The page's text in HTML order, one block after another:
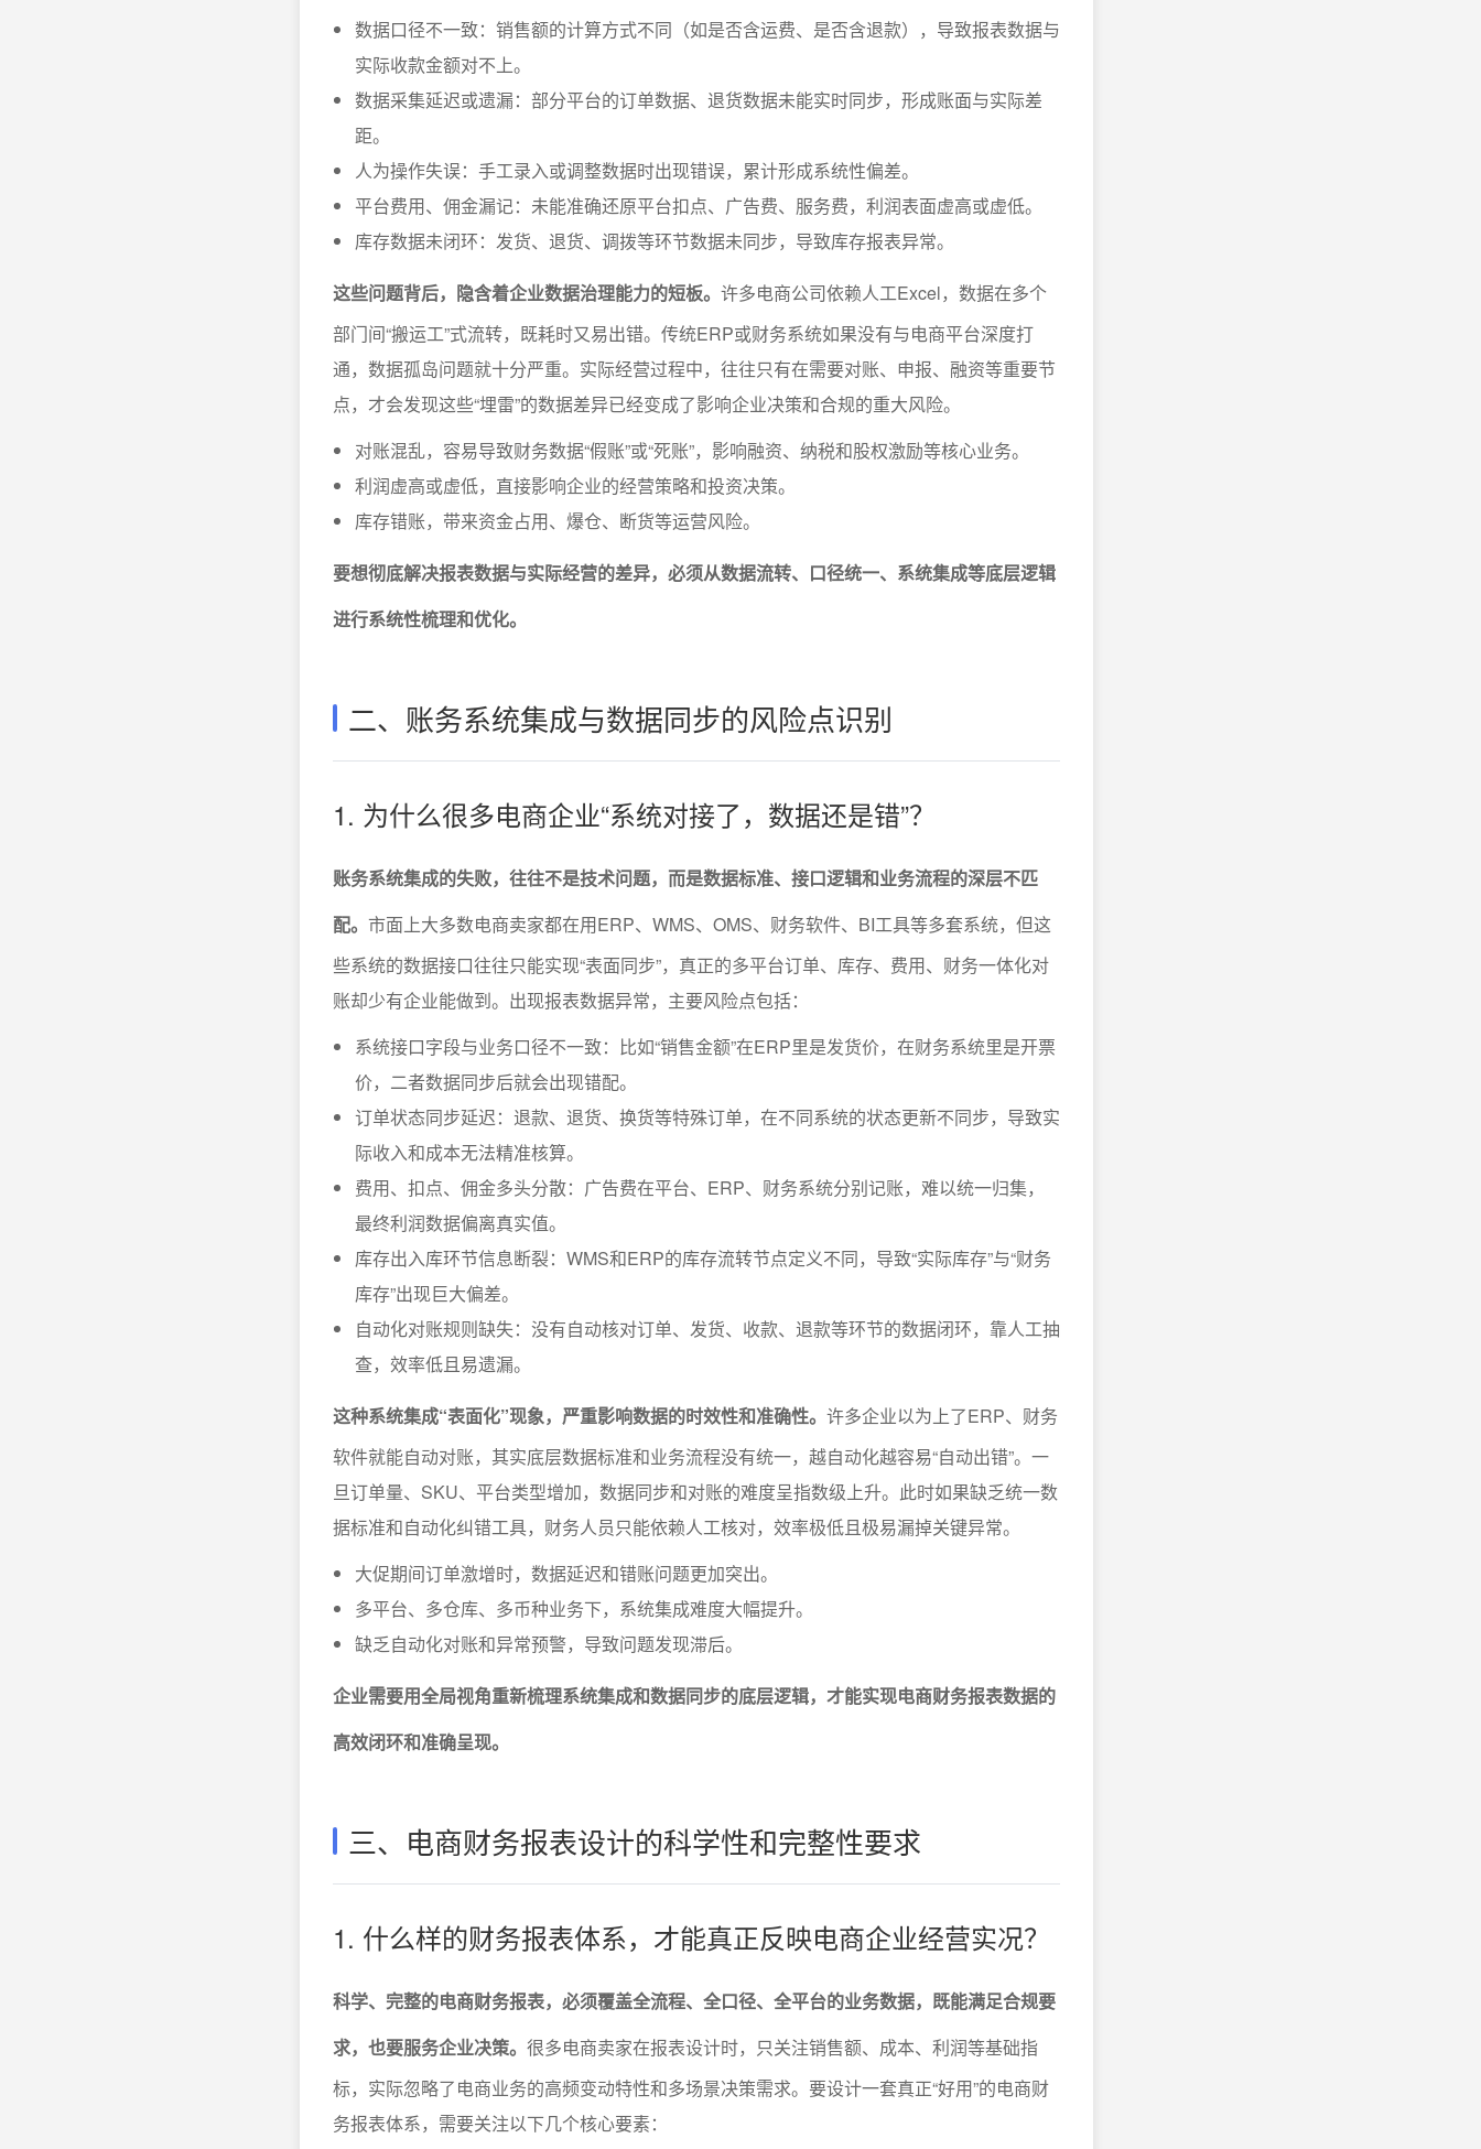
数据口径不一致：销售额的计算方式不同（如是否含运费、是否含退款），导致报表数据与
实际收款金额对不上。
数据采集延迟或遗漏：部分平台的订单数据、退货数据未能实时同步，形成账面与实际差
距。
人为操作失误：手工录入或调整数据时出现错误，累计形成系统性偏差。
平台费用、佣金漏记：未能准确还原平台扣点、广告费、服务费，利润表面虚高或虚低。
库存数据未闭环：发货、退货、调拨等环节数据未同步，导致库存报表异常。
这些问题背后，隐含着企业数据治理能力的短板。 许多电商公司依赖人工Excel，数据在多个
部门间“搬运工”式流转，既耗时又易出错。传统ERP或财务系统如果没有与电商平台深度打
通，数据孤岛问题就十分严重。实际经营过程中，往往只有在需要对账、申报、融资等重要节
点，才会发现这些“埋雷”的数据差异已经变成了影响企业决策和合规的重大风险。
对账混乱，容易导致财务数据“假账”或“死账”，影响融资、纳税和股权激励等核心业务。
利润虚高或虚低，直接影响企业的经营策略和投资决策。
库存错账，带来资金占用、爆仓、断货等运营风险。
要想彻底解决报表数据与实际经营的差异，必须从数据流转、口径统一、系统集成等底层逻辑
进行系统性梳理和优化。
二、账务系统集成与数据同步的风险点识别
1. 为什么很多电商企业“系统对接了，数据还是错”？
账务系统集成的失败，往往不是技术问题，而是数据标准、接口逻辑和业务流程的深层不匹
配。 市面上大多数电商卖家都在用ERP、WMS、OMS、财务软件、BI工具等多套系统，但这
些系统的数据接口往往只能实现“表面同步”，真正的多平台订单、库存、费用、财务一体化对
账却少有企业能做到。出现报表数据异常，主要风险点包括：
系统接口字段与业务口径不一致：比如“销售金额”在ERP里是发货价，在财务系统里是开票
价，二者数据同步后就会出现错配。
订单状态同步延迟：退款、退货、换货等特殊订单，在不同系统的状态更新不同步，导致实
际收入和成本无法精准核算。
费用、扣点、佣金多头分散：广告费在平台、ERP、财务系统分别记账，难以统一归集，
最终利润数据偏离真实值。
库存出入库环节信息断裂：WMS和ERP的库存流转节点定义不同，导致“实际库存”与“财务
库存”出现巨大偏差。
自动化对账规则缺失：没有自动核对订单、发货、收款、退款等环节的数据闭环，靠人工抽
查，效率低且易遗漏。
这种系统集成“表面化”现象，严重影响数据的时效性和准确性。 许多企业以为上了ERP、财务
软件就能自动对账，其实底层数据标准和业务流程没有统一，越自动化越容易“自动出错”。一
旦订单量、SKU、平台类型增加，数据同步和对账的难度呈指数级上升。此时如果缺乏统一数
据标准和自动化纠错工具，财务人员只能依赖人工核对，效率极低且极易漏掉关键异常。
大促期间订单激增时，数据延迟和错账问题更加突出。
多平台、多仓库、多币种业务下，系统集成难度大幅提升。
缺乏自动化对账和异常预警，导致问题发现滞后。
企业需要用全局视角重新梳理系统集成和数据同步的底层逻辑，才能实现电商财务报表数据的
高效闭环和准确呈现。
三、电商财务报表设计的科学性和完整性要求
1. 什么样的财务报表体系，才能真正反映电商企业经营实况？
科学、完整的电商财务报表，必须覆盖全流程、全口径、全平台的业务数据，既能满足合规要
求，也要服务企业决策。 很多电商卖家在报表设计时，只关注销售额、成本、利润等基础指
标，实际忽略了电商业务的高频变动特性和多场景决策需求。要设计一套真正“好用”的电商财
务报表体系，需要关注以下几个核心要素：